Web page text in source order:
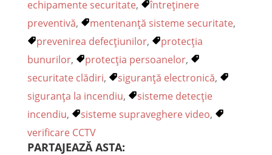
echipamente securitate,
întreținere
preventivă, mentenanță sisteme securitate,
prevenirea defecțiunilor,
protecția
bunurilor, protecția persoanelor,
securitate clădiri, siguranță electronică,
siguranța la incendiu,
sisteme detecție
incendiu, sisteme supraveghere video,
verificare CCTV
PARTAJEAZĂ ASTA: